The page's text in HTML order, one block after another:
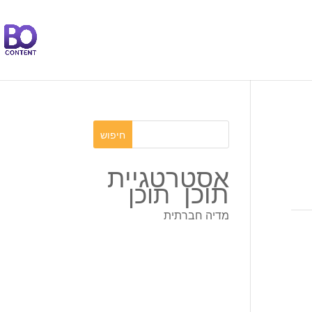
אסטרטגיית
תוכן תוכן
מדיה חברתית